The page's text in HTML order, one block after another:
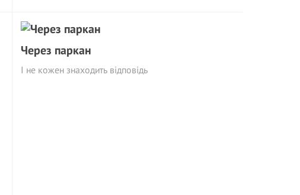
Через паркан
І не кожен знаходить відповідь